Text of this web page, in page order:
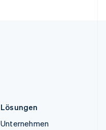
Lösungen
Unternehmen